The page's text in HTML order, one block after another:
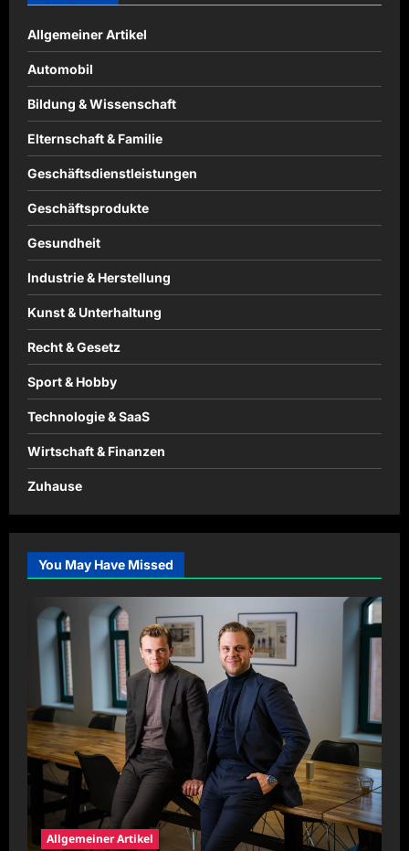
Allgemeiner Artikel
Automobil
Bildung & Wissenschaft
Elternschaft & Familie
Geschäftsdienstleistungen
Geschäftsprodukte
Gesundheit
Industrie & Herstellung
Kunst & Unterhaltung
Recht & Gesetz
Sport & Hobby
Technologie & SaaS
Wirtschaft & Finanzen
Zuhause
You May Have Missed
Allgemeiner Artikel